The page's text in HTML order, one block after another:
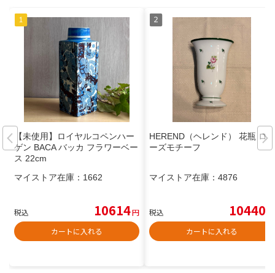
【未使用】ロイヤルコペンハー
ゲン BACA バッカ フラワーベー
ス 22cm
マイストア在庫： 1662
税込 10614円
カートに入れる
HEREND（ヘレンド） 花瓶 ロ
ーズモチーフ
マイストア在庫： 4876
税込 10440
カートに入れる